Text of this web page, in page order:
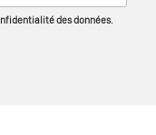
des données.